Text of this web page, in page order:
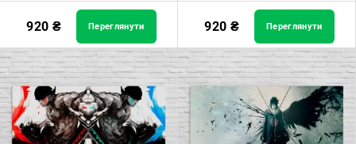
Розмір: 60x40 Ціна: 920 грн
Розмір: 90x60 Ціна: 1650 грн
Розмір: 120x80 Ціна: 2050 грн
920 ₴ Переглянути
Розмір: 60x40 Ціна: 920 грн
Розмір: 90x60 Ціна: 1650 грн
Розмір: 120x80 Ціна: 2050 грн
920 ₴ Переглянути